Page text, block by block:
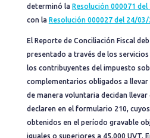
determinó la Resolución 000071
con la Resolución 000027 del 24/03/
El Reporte de Conciliación Fiscal
presentado a través de los
los contribuyentes del impuesto
complementarios obligados a
de manera voluntaria decidan llevar
declaren en el formulario 210,
obtenidos en el período gravable
iguales o superiores a 45.000 UVT.